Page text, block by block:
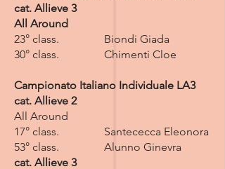
cat. Allieve 3
All Around
23° class. Biondi Giada
30° class. Chimenti Cloe
Campionato Italiano Individuale LA3
cat. Allieve 2
All Around
17° class. Santececca Eleonora
53° class. Alunno Ginevra
cat. Allieve 3